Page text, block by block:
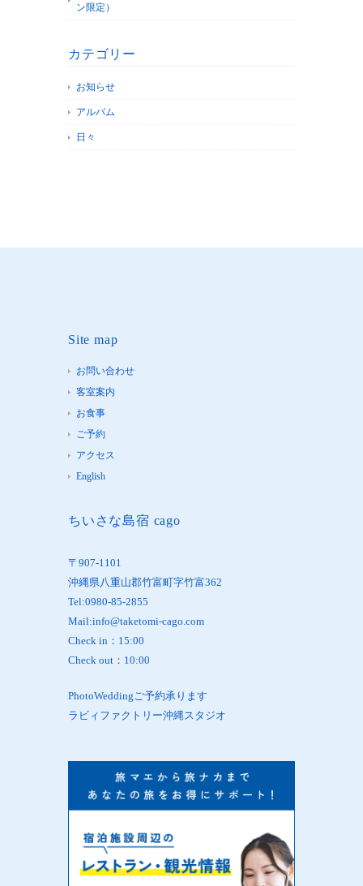
ン限定）
カテゴリー
お知らせ
アルバム
日々
Site map
お問い合わせ
客室案内
お食事
ご予約
アクセス
English
ちいさな島宿 cago
〒907-1101
沖縄県八重山郡竹富町字竹富362
Tel:0980-85-2855
Mail:info@taketomi-cago.com
Check in：15:00
Check out：10:00
PhotoWeddingご予約承ります
ラビィファクトリー沖縄スタジオ